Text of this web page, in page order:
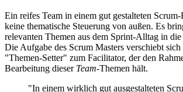
Ein reifes Team in einem gut gestalteten
keine thematische Steuerung von außen. Es
relevanten Themen aus dem Sprint-Alltag in
Die Aufgabe des Scrum Masters verschiebt
"Themen-Setter" zum Facilitator, der den
Bearbeitung dieser Team-Themen hält.
"In einem wirklich gut ausgestalteten